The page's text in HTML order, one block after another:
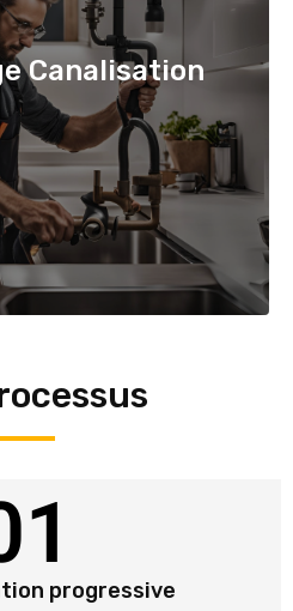
Canalisation
progressive